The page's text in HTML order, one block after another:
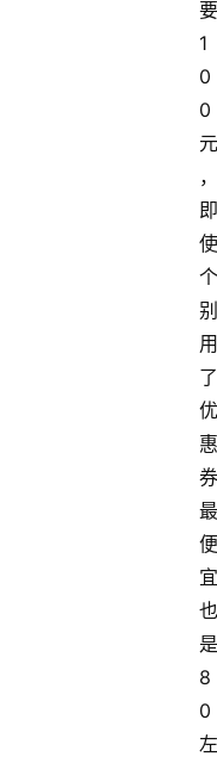
要
1
0
0
元
，
即
使
个
别
用
了
优
惠
券
最
便
宜
也
是
8
0
左